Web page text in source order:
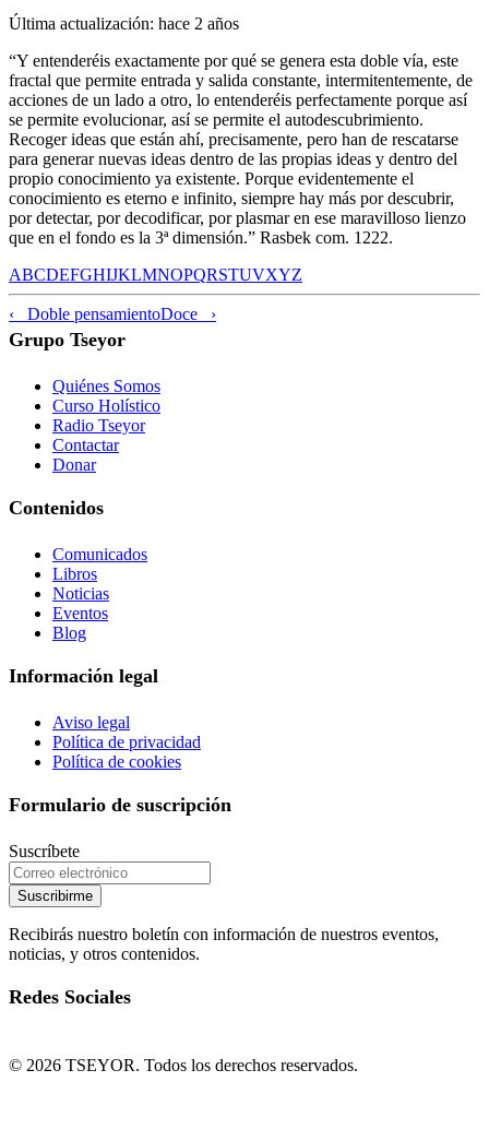
Última actualización: hace 2 años
“Y entenderéis exactamente por qué se genera esta doble vía, este
fractal que permite entrada y salida constante, intermitentemente, de
acciones de un lado a otro, lo entenderéis perfectamente porque así
se permite evolucionar, así se permite el autodescubrimiento.
Recoger ideas que están ahí, precisamente, pero han de rescatarse
para generar nuevas ideas dentro de las propias ideas y dentro del
propio conocimiento ya existente. Porque evidentemente el
conocimiento es eterno e infinito, siempre hay más por descubrir,
por detectar, por decodificar, por plasmar en ese maravilloso lienzo
que en el fondo es la 3ª dimensión.” Rasbek com. 1222.
ABCDEFGHIJKLMNOPQRSTUVXYZ
‹ Doble pensamientoDoce ›
Grupo Tseyor
Quiénes Somos
Curso Holístico
Radio Tseyor
Contactar
Donar
Contenidos
Comunicados
Libros
Noticias
Eventos
Blog
Información legal
Aviso legal
Política de privacidad
Política de cookies
Formulario de suscripción
Suscríbete
Suscribirme
Recibirás nuestro boletín con información de nuestros eventos,
noticias, y otros contenidos.
Redes Sociales
© 2026 TSEYOR. Todos los derechos reservados.